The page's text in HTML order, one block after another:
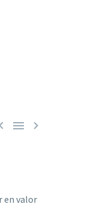
 
en valor